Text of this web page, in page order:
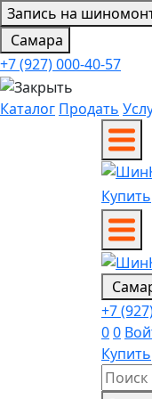
Запись на
Самара
+7 (927) 000-40-57
Каталог Продать
Купить
+7
00
Купить